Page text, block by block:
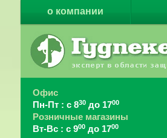
о компании
Офис
Пн-Пт : с 830до 1700
Розничные магазины
Вт-Вс : с 900до 1700